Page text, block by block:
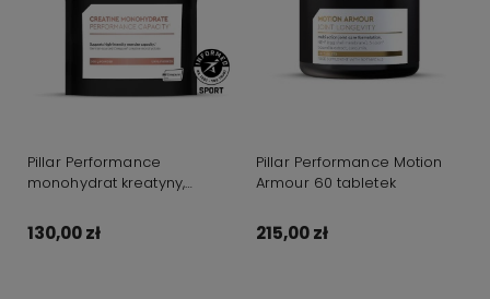
Pillar Performance
monohydrat kreatyny,
130,00 zł
Pillar Performance Motion
Armour 60 tabletek
215,00 zł